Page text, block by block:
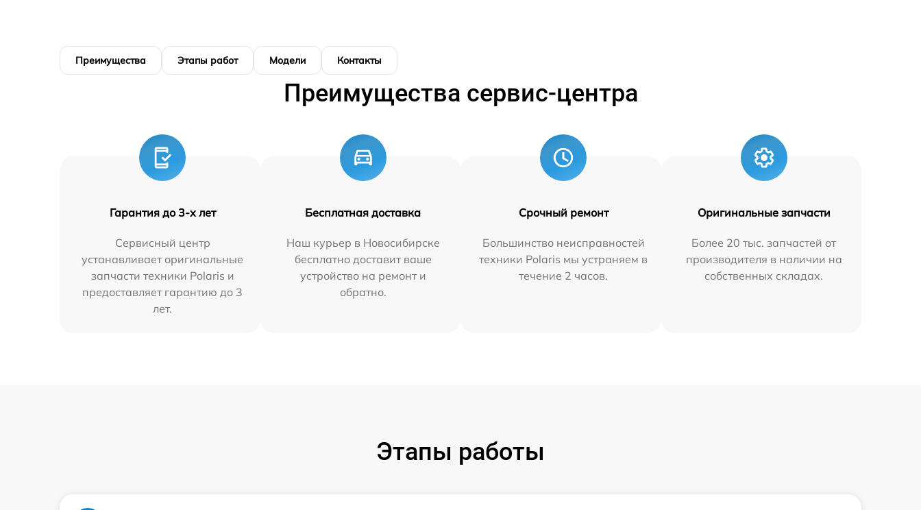
Преимущества Этапы работ Модели Контакты
Преимущества сервис-центра
Гарантия до 3-х лет
Сервисный центр
устанавливает оригинальные
запчасти техники Polaris и
предоставляет гарантию до 3
лет.
Бесплатная доставка
Наш курьер в Новосибирске
бесплатно доставит ваше
устройство на ремонт и
обратно.
Срочный ремонт
Большинство неисправностей
техники Polaris мы устраняем в
течение 2 часов.
Оригинальные запчасти
Более 20 тыс. запчастей от
производителя в наличии на
собственных складах.
Этапы работы